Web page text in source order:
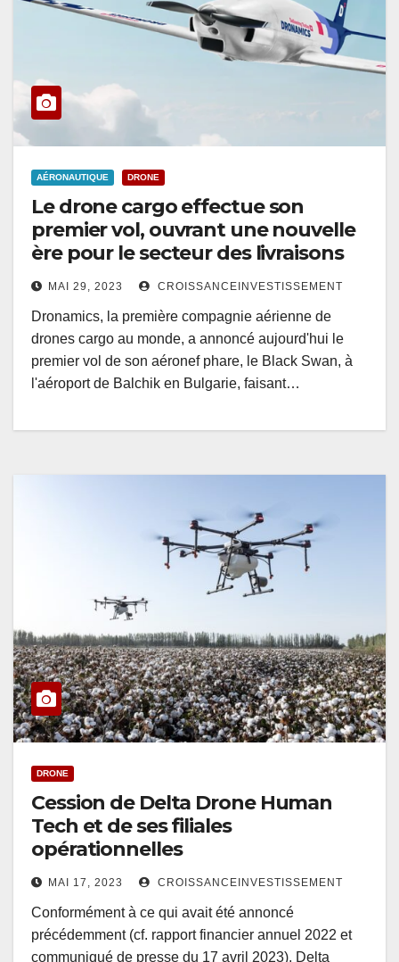
AÉRONAUTIQUE DRONE
Le drone cargo effectue son
premier vol, ouvrant une nouvelle
ère pour le secteur des livraisons
MAI 29, 2023 CROISSANCEINVESTISSEMENT
Dronamics, la première compagnie aérienne de
drones cargo au monde, a annoncé aujourd'hui le
premier vol de son aéronef phare, le Black Swan, à
l'aéroport de Balchik en Bulgarie, faisant…
DRONE
Cession de Delta Drone Human
Tech et de ses filiales
opérationnelles
MAI 17, 2023 CROISSANCEINVESTISSEMENT
Conformément à ce qui avait été annoncé
précédemment (cf. rapport financier annuel 2022 et
communiqué de presse du 17 avril 2023), Delta